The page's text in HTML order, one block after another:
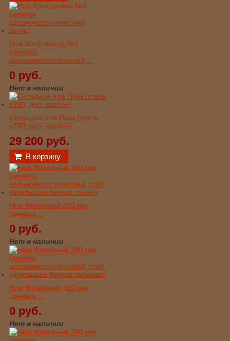
Нож Шеф-повар №3
(дамаск,
цельнометаллический;...
0 руб.
Нет в наличии
Складной нож Пчак (сталь
s390, дол, карбон)
29 200 руб.
В корзину
Нож Филейный 200 мм
(дамаск,...
0 руб.
Нет в наличии
Нож Филейный 200 мм
(дамаск,...
0 руб.
Нет в наличии